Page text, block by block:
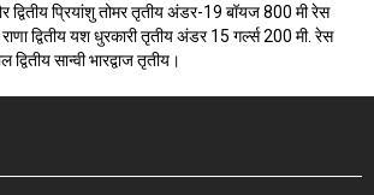
द्वितीय प्रियांशु तोमर तृतीय अंडर-19 बॉयज 800 मी रेस
द्वितीय यश धुरकारी तृतीय अंडर 15 गर्ल्स 200 मी. रेस
सान्वी भारद्वाज तृतीय।